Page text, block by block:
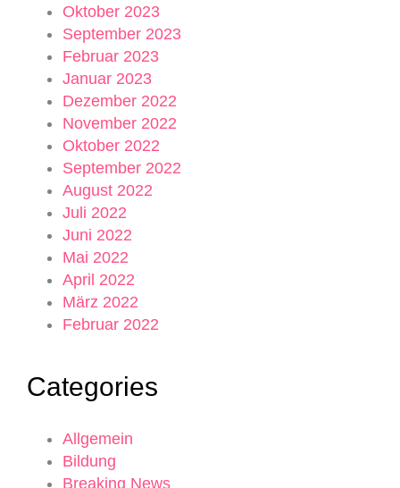
Oktober 2023
September 2023
Februar 2023
Januar 2023
Dezember 2022
November 2022
Oktober 2022
September 2022
August 2022
Juli 2022
Juni 2022
Mai 2022
April 2022
März 2022
Februar 2022
Categories
Allgemein
Bildung
Breaking News